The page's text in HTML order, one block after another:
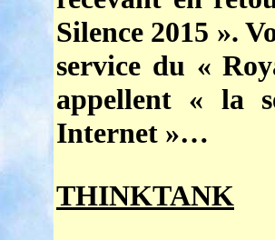
Silence 2015 ».
service du «
appellent « la
Internet »…
THINKTANK